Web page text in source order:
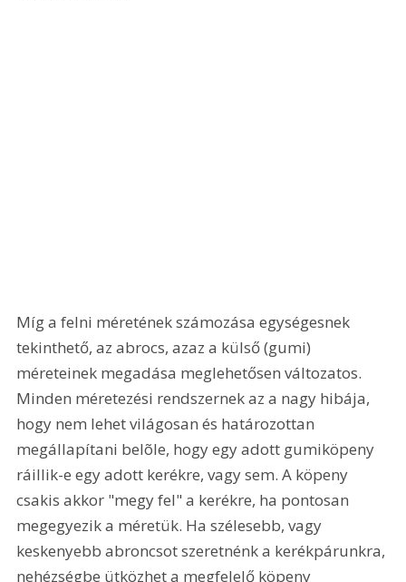
Míg a felni méretének számozása egységesnek
tekinthető, az abrocs, azaz a külső (gumi)
méreteinek megadása meglehetősen változatos.
Minden méretezési rendszernek az a nagy hibája,
hogy nem lehet világosan és határozottan
megállapítani belõle, hogy egy adott gumiköpeny
ráillik-e egy adott kerékre, vagy sem. A köpeny
csakis akkor "megy fel" a kerékre, ha pontosan
megegyezik a méretük. Ha szélesebb, vagy
keskenyebb abroncsot szeretnénk a kerékpárunkra,
nehézségbe ütközhet a megfelelő köpeny